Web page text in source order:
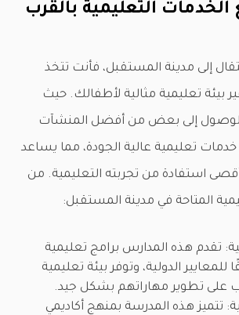
الخدمات التعليمية بالقرب
إلى مدينة المستقبل، فأنت تتخذ
تعليمية مثالية لأطفالك. حيث
إلى بعض من أفضل المنشآت
خدمات تعليمية عالية الجودة، مما يساعد
استفادة من تجربته التعليمية. من
المتاحة في مدينة المستقبل:
تقدم هذه المدارس برامج تعليمية
الدولية، وتوفر بيئة تعليمية
على تطوير مهاراتهم بشكل جيد.
تتميز هذه المدرسة بمنهج أكاديمي